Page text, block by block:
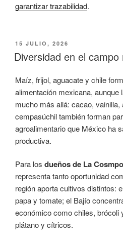
garantizar trazabilidad.
PUBLICADO
EL
15 JULIO, 2026
Diversidad en el campo
Maíz, frijol, aguacate y chile
alimentación mexicana, aunque
mucho más allá: cacao,
cempasúchil también forman
agroalimentario que México ha
productiva.
Para los dueños de La
representa tanto oportunidad
región aporta cultivos distintos:
papa y tomate; el Bajío
económico como chiles, brócoli
plátano y cítricos.